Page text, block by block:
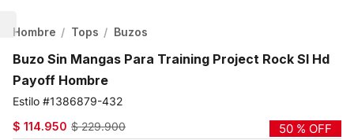
Hombre Tops Buzos
Buzo Sin Mangas Para Training Project Rock Sl Hd
Payoff Hombre
1386879-432
$ 114.950 $ 229.900 50 % OFF